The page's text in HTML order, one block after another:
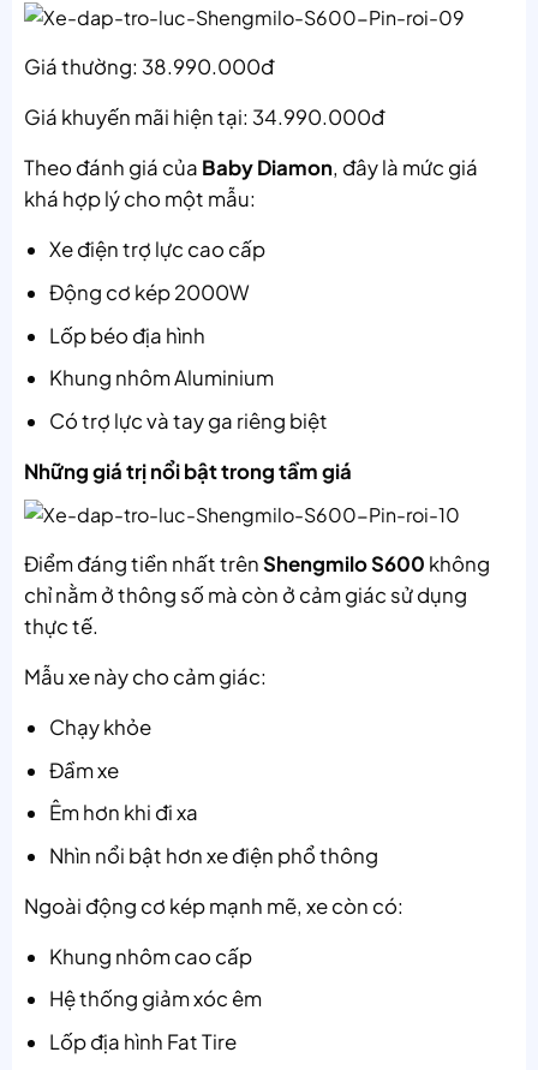
Giá thường: 38.990.000đ
Giá khuyến mãi hiện tại: 34.990.000đ
Theo đánh giá của Baby Diamon, đây là mức giá
khá hợp lý cho một mẫu:
Xe điện trợ lực cao cấp
Động cơ kép 2000W
Lốp béo địa hình
Khung nhôm Aluminium
Có trợ lực và tay ga riêng biệt
Những giá trị nổi bật trong tầm giá
Điểm đáng tiền nhất trênShengmilo S600 không
chỉ nằm ở thông số mà còn ở cảm giác sử dụng
thực tế.
Mẫu xe này cho cảm giác:
Chạy khỏe
Đầm xe
Êm hơn khi đi xa
Nhìn nổi bật hơn xe điện phổ thông
Ngoài động cơ kép mạnh mẽ, xe còn có:
Khung nhôm cao cấp
Hệ thống giảm xóc êm
Lốp địa hình Fat Tire